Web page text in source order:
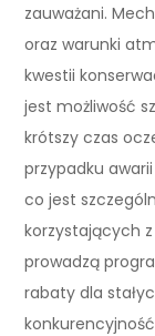
zauważani.
oraz warunki
kwestii
jest możliwość
krótszy czas
przypadku
co jest
korzystających
prowadzą
rabaty dla